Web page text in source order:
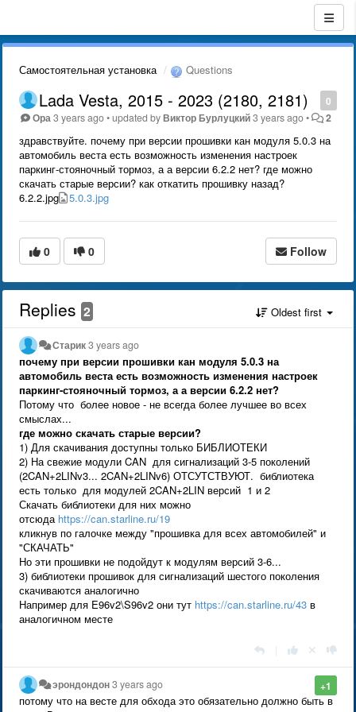
Самостоятельная установка Questions
0
Lada Vesta, 2015 - 2023 (2180, 2181)
Ора 3 years ago•updated byВиктор Бурлуцкий3 years ago• 2
здравствуйте. почему при версии прошивки кан модуля 5.0.3 на
автомобиль веста есть возможность изменения настроек
паркинг-стояночный тормоз, а а версии 6.2.2 нет? где можно
скачать старые версии? как откатить прошивку назад?
6.2.2.jpg
5.0.3.jpg
0 0 Follow
Replies 2 Oldest first
Старик3 years ago
почему при версии прошивки кан модуля 5.0.3 на
автомобиль веста есть возможность изменения настроек
паркинг-стояночный тормоз, а а версии 6.2.2 нет?
Потому что более новое - не всегда более лучшее во всех
смыслах...
где можно скачать старые версии?
1) Для скачивания доступны только БИБЛИОТЕКИ
2) На свежие модули CAN для сигнализаций 3-5 поколений
(2CAN+2LINv3... 2CAN+2LINv6) ОТСУТСТВУЮТ. библиотека
есть только для модулей 2CAN+2LIN версий 1 и 2
Скачать библиотеки для них можно
отсюда https://can.starline.ru/19
кликнув по галочке между "прошивка для всех автомобилей" и
"СКАЧАТЬ"
Но эти прошивки не подойдут к модулям версий 3-6...
3) библиотеки прошивок для сигнализаций шестого поколения
скачиваются аналогично
Например для E96v2\S96v2 они тут https://can.starline.ru/43 в
аналогичном месте
+1
эрондондон3 years ago
потому что на весте для обхода это обязательно должно быть в